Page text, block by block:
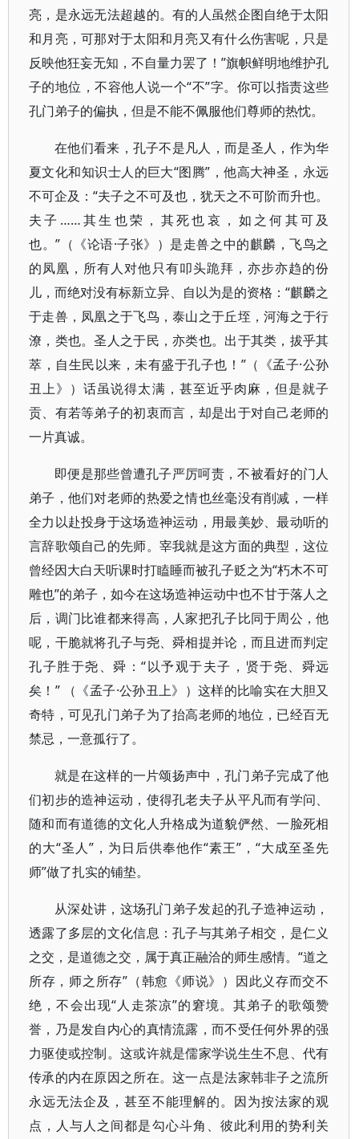
亮，是永远无法超越的。有的人虽然企图自绝于太阳
和月亮，可那对于太阳和月亮又有什么伤害呢，只是
反映他狂妄无知，不自量力罢了！”旗帜鲜明地维护孔
子的地位，不容他人说一个“不”字。你可以指责这些
孔门弟子的偏执，但是不能不佩服他们尊师的热忱。
在他们看来，孔子不是凡人，而是圣人，作为华
夏文化和知识士人的巨大“图腾”，他高大神圣，永远
不可企及：“夫子之不可及也，犹天之不可阶而升也。
夫子……其生也荣，其死也哀，如之何其可及
也。”（《论语·子张》）是走兽之中的麒麟，飞鸟之
的凤凰，所有人对他只有叩头跪拜，亦步亦趋的份
儿，而绝对没有标新立异、自以为是的资格：“麒麟之
于走兽，凤凰之于飞鸟，泰山之于丘垤，河海之于行
潦，类也。圣人之于民，亦类也。出于其类，拔乎其
萃，自生民以来，未有盛于孔子也！”（《孟子·公孙
丑上》）话虽说得太满，甚至近乎肉麻，但是就子
贡、有若等弟子的初衷而言，却是出于对自己老师的
一片真诚。
即便是那些曾遭孔子严厉呵责，不被看好的门人
弟子，他们对老师的热爱之情也丝毫没有削减，一样
全力以赴投身于这场造神运动，用最美妙、最动听的
言辞歌颂自己的先师。宰我就是这方面的典型，这位
曾经因大白天听课时打瞌睡而被孔子贬之为“朽木不可
雕也”的弟子，如今在这场造神运动中也不甘于落人之
后，调门比谁都来得高，人家把孔子比同于周公，他
呢，干脆就将孔子与尧、舜相提并论，而且进而判定
孔子胜于尧、舜：“以予观于夫子，贤于尧、舜远
矣！” （《孟子·公孙丑上》）这样的比喻实在大胆又
奇特，可见孔门弟子为了抬高老师的地位，已经百无
禁忌，一意孤行了。
就是在这样的一片颂扬声中，孔门弟子完成了他
们初步的造神运动，使得孔老夫子从平凡而有学问、
随和而有道德的文化人升格成为道貌俨然、一脸死相
的大“圣人”，为日后供奉他作“素王”，“大成至圣先
师”做了扎实的铺垫。
从深处讲，这场孔门弟子发起的孔子造神运动，
透露了多层的文化信息：孔子与其弟子相交，是仁义
之交，是道德之交，属于真正融洽的师生感情。“道之
所存，师之所存”（韩愈《师说》）因此义存而交不
绝，不会出现“人走茶凉”的窘境。其弟子的歌颂赞
誉，乃是发自内心的真情流露，而不受任何外界的强
力驱使或控制。这或许就是儒家学说生生不息、代有
传承的内在原因之所在。这一点是法家韩非子之流所
永远无法企及，甚至不能理解的。因为按法家的观
点，人与人之间都是勾心斗角、彼此利用的势利关